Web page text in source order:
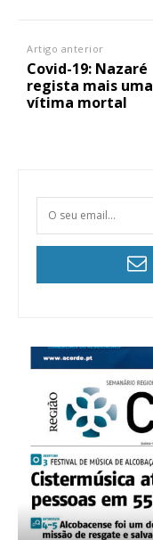
Artigo anterior
Covid-19: Nazaré
regista mais uma
vítima mortal